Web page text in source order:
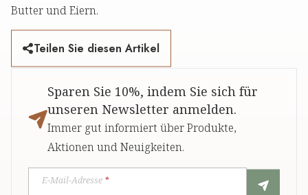
Butter und Eiern.
Teilen Sie diesen Artikel
Sparen Sie 10%, indem Sie sich für
unseren Newsletter anmelden.
Immer gut informiert über Produkte,
Aktionen und Neuigkeiten.
E-Mail-Adresse *